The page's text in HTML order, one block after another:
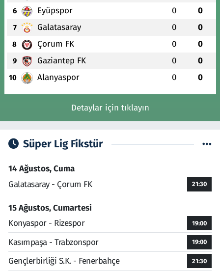
6 Eyüpspor 0 0
7 Galatasaray 0 0
8 Çorum FK 0 0
9 Gaziantep FK 0 0
10 Alanyaspor 0 0
Detaylar için tıklayın
Süper Lig Fikstür
14 Ağustos, Cuma
Galatasaray - Çorum FK
21:30
15 Ağustos, Cumartesi
Konyaspor - Rizespor
19:00
Kasımpaşa - Trabzonspor 19:00
Gençlerbirliği S.K. - Fenerbahçe 21:30